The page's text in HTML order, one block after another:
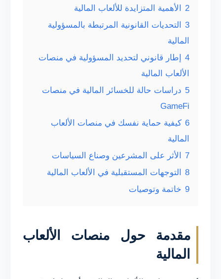
2
الأهمية المتزايدة للألعاب المالية
3
التحديات القانونية المرتبطة بالمسؤولية
المالية
4
إطار قانوني لتحديد المسؤولية في منصات
الألعاب المالية
5 دراسات حالة للخسائر المالية في منصات
GameFi
6 كيفية حماية نفسك في منصات الألعاب
المالية
7
الأثر على المشرعين وصناع السياسات
8
التوجهات المستقبلية في الألعاب المالية
9 خاتمة وتوصيات
مقدمة حول منصات الألعاب
المالية